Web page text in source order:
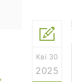
Кві 30
2025